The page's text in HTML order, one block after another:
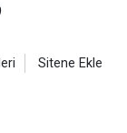
Sitene Ekle